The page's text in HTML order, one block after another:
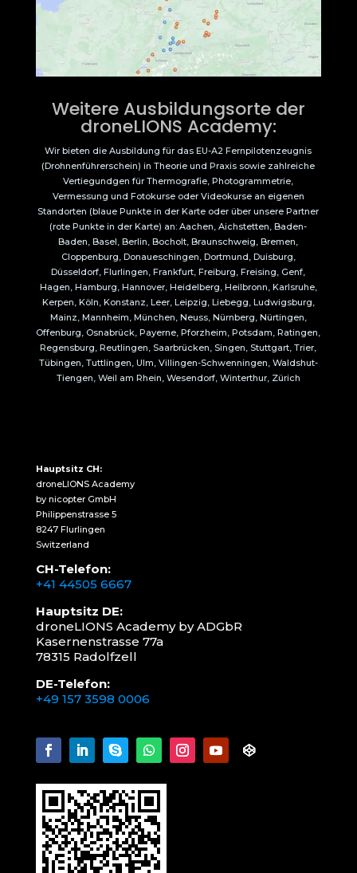
Weitere Ausbildungsorte der
droneLIONS Academy:
Wir bieten die Ausbildung für das EU-A2 Fernpilotenzeugnis
(Drohnenführerschein) in Theorie und Praxis sowie zahlreiche
Vertiegundgen für Thermografie, Photogrammetrie,
Vermessung und Fotokurse oder Videokurse an eigenen
Standorten (blaue Punkte in der Karte oder über unsere Partner
(rote Punkte in der Karte) an: Aachen, Aichstetten, Baden-
Baden, Basel, Berlin, Bocholt, Braunschweig, Bremen,
Cloppenburg, Donaueschingen, Dortmund, Duisburg,
Düsseldorf, Flurlingen, Frankfurt, Freiburg, Freising, Genf,
Hagen, Hamburg, Hannover, Heidelberg, Heilbronn, Karlsruhe,
Kerpen, Köln, Konstanz, Leer, Leipzig, Liebegg, Ludwigsburg,
Mainz, Mannheim, München, Neuss, Nürnberg, Nürtingen,
Offenburg, Osnabrück, Payerne, Pforzheim, Potsdam, Ratingen,
Regensburg, Reutlingen, Saarbrücken, Singen, Stuttgart, Trier,
Tübingen, Tuttlingen, Ulm, Villingen-Schwenningen, Waldshut-
Tiengen, Weil am Rhein, Wesendorf, Winterthur, Zürich
Hauptsitz CH:
droneLIONS Academy
by nicopter GmbH
Philippenstrasse 5
8247 Flurlingen
Switzerland
CH-Telefon:
+41 44505 6667
Hauptsitz DE:
droneLIONS Academy by ADGbR
Kasernenstrasse 77a
78315 Radolfzell
DE-Telefon:
+49 157 3598 0006